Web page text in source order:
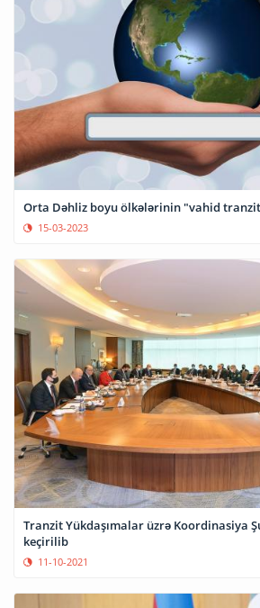
Orta Dəhliz boyu ölkələrinin "vahid
15-03-2023
Tranzit Yükdaşımalar üzrə Koordinasiya
keçirilib
11-10-2021